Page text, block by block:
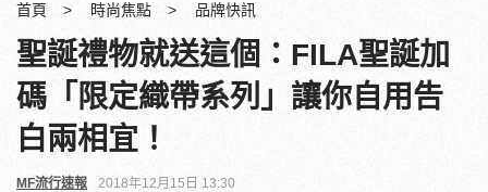
首頁 時尚焦點 品牌快訊
聖誕禮物就送這個：FILA聖誕加
碼「限定織帶系列」讓你自用告
白兩相宜！
MF流行速報 2018年12月15日 13:30